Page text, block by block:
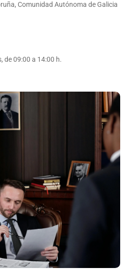
Comunidad Autónoma de Galicia
de 09:00 a 14:00 h.